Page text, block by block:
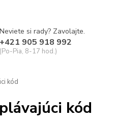
Neviete si rady? Zavolajte.
+421 905 918 992
(Po-Pia, 8-17 hod.)
kód
kód